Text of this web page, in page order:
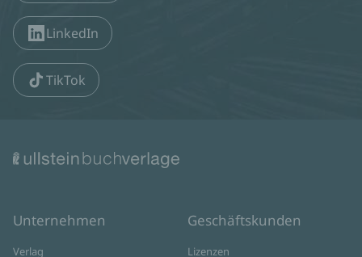
Newsletter & Social Media
News aus dem Ullstein-Universum und die
neuesten Veröffentlichungen direkt in Ihr Postfach.